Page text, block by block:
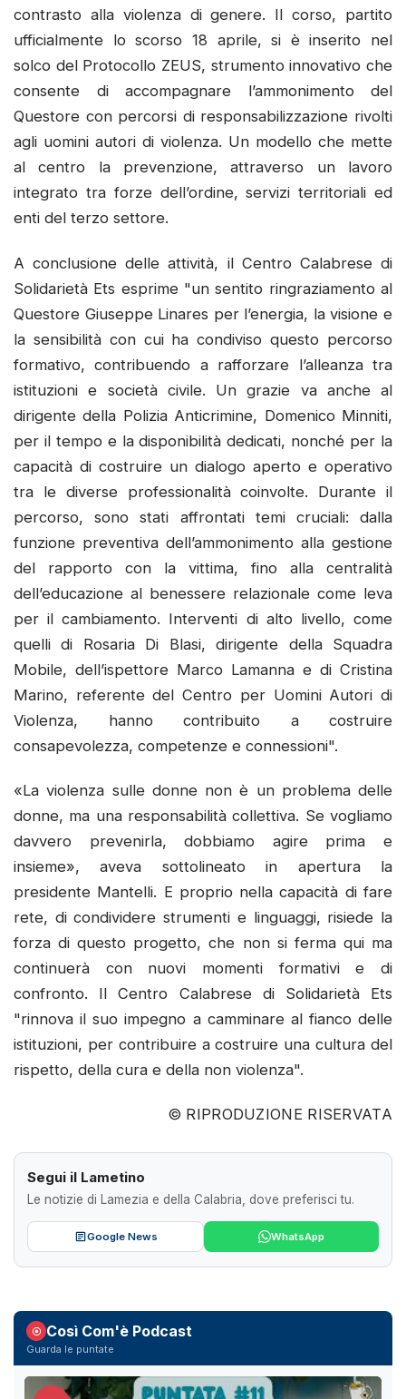
contrasto alla violenza di genere. Il corso, partito
ufficialmente lo scorso 18 aprile, si è inserito nel
solco del Protocollo ZEUS, strumento innovativo che
consente di accompagnare l’ammonimento del
Questore con percorsi di responsabilizzazione rivolti
agli uomini autori di violenza. Un modello che mette
al centro la prevenzione, attraverso un lavoro
integrato tra forze dell’ordine, servizi territoriali ed
enti del terzo settore.
A conclusione delle attività, il Centro Calabrese di
Solidarietà Ets esprime "un sentito ringraziamento al
Questore Giuseppe Linares per l’energia, la visione e
la sensibilità con cui ha condiviso questo percorso
formativo, contribuendo a rafforzare l’alleanza tra
istituzioni e società civile. Un grazie va anche al
dirigente della Polizia Anticrimine, Domenico Minniti,
per il tempo e la disponibilità dedicati, nonché per la
capacità di costruire un dialogo aperto e operativo
tra le diverse professionalità coinvolte. Durante il
percorso, sono stati affrontati temi cruciali: dalla
funzione preventiva dell’ammonimento alla gestione
del rapporto con la vittima, fino alla centralità
dell’educazione al benessere relazionale come leva
per il cambiamento. Interventi di alto livello, come
quelli di Rosaria Di Blasi, dirigente della Squadra
Mobile, dell’ispettore Marco Lamanna e di Cristina
Marino, referente del Centro per Uomini Autori di
Violenza, hanno contribuito a costruire
consapevolezza, competenze e connessioni".
«La violenza sulle donne non è un problema delle
donne, ma una responsabilità collettiva. Se vogliamo
davvero prevenirla, dobbiamo agire prima e
insieme», aveva sottolineato in apertura la
presidente Mantelli. E proprio nella capacità di fare
rete, di condividere strumenti e linguaggi, risiede la
forza di questo progetto, che non si ferma qui ma
continuerà con nuovi momenti formativi e di
confronto. Il Centro Calabrese di Solidarietà Ets
"rinnova il suo impegno a camminare al fianco delle
istituzioni, per contribuire a costruire una cultura del
rispetto, della cura e della non violenza".
© RIPRODUZIONE RISERVATA
Segui il Lametino
Le notizie di Lamezia e della Calabria, dove preferisci tu.
Google News WhatsApp
Così Com'è Podcast
Guarda le puntate